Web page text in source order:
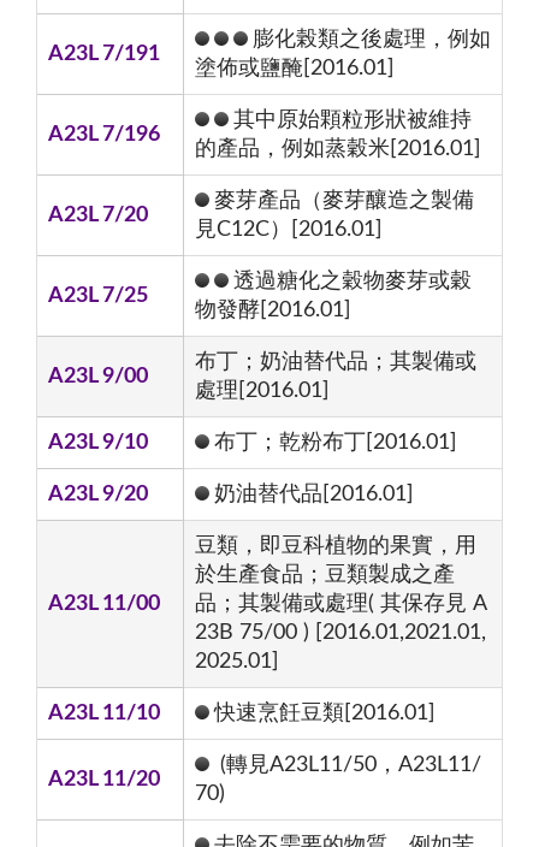
A23L 7/191
膨化榖類之後處理，例如
塗佈或鹽醃[2016.01]
A23L 7/196
其中原始顆粒形狀被維持
的產品，例如蒸穀米[2016.01]
A23L 7/20
麥芽產品（麥芽釀造之製備
見C12C）[2016.01]
A23L 7/25
透過糖化之穀物麥芽或穀
物發酵[2016.01]
A23L 9/00
布丁；奶油替代品；其製備或
處理[2016.01]
A23L 9/10 布丁；乾粉布丁[2016.01]
A23L 9/20 奶油替代品[2016.01]
A23L 11/00
豆類，即豆科植物的果實，用
於生產食品；豆類製成之產
品；其製備或處理( 其保存見 A
23B 75/00 ) [2016.01,2021.01,
2025.01]
A23L 11/10 快速烹飪豆類[2016.01]
A23L 11/20
(轉見A23L11/50，A23L11/
70)